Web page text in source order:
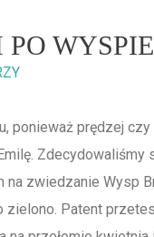
ponieważ prędzej
zwiedzanie Wysp
Patent